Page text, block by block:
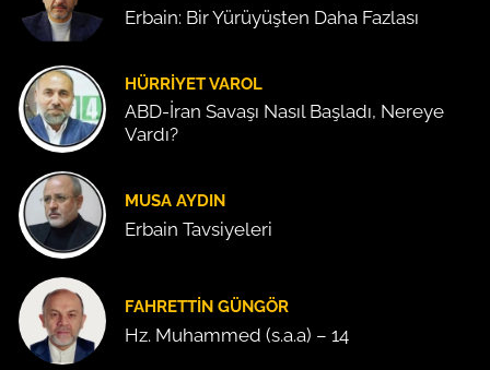
Erbain: Bir Yürüyüşten Daha Fazlası
HÜRRIYET VAROL
ABD-İran Savaşı Nasıl Başladı, Nereye
Vardı?
MUSA AYDIN
Erbain Tavsiyeleri
FAHRETTIN GÜNGÖR
Hz. Muhammed (s.a.a) – 14